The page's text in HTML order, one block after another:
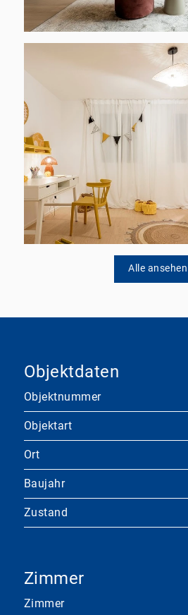
Alle ansehen
Objektdaten
Objektnummer
Objektart
Ort
Baujahr
Zustand
Zimmer
Zimmer